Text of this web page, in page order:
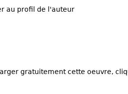
au profil de l'auteur
gratuitement cette oeuvre,